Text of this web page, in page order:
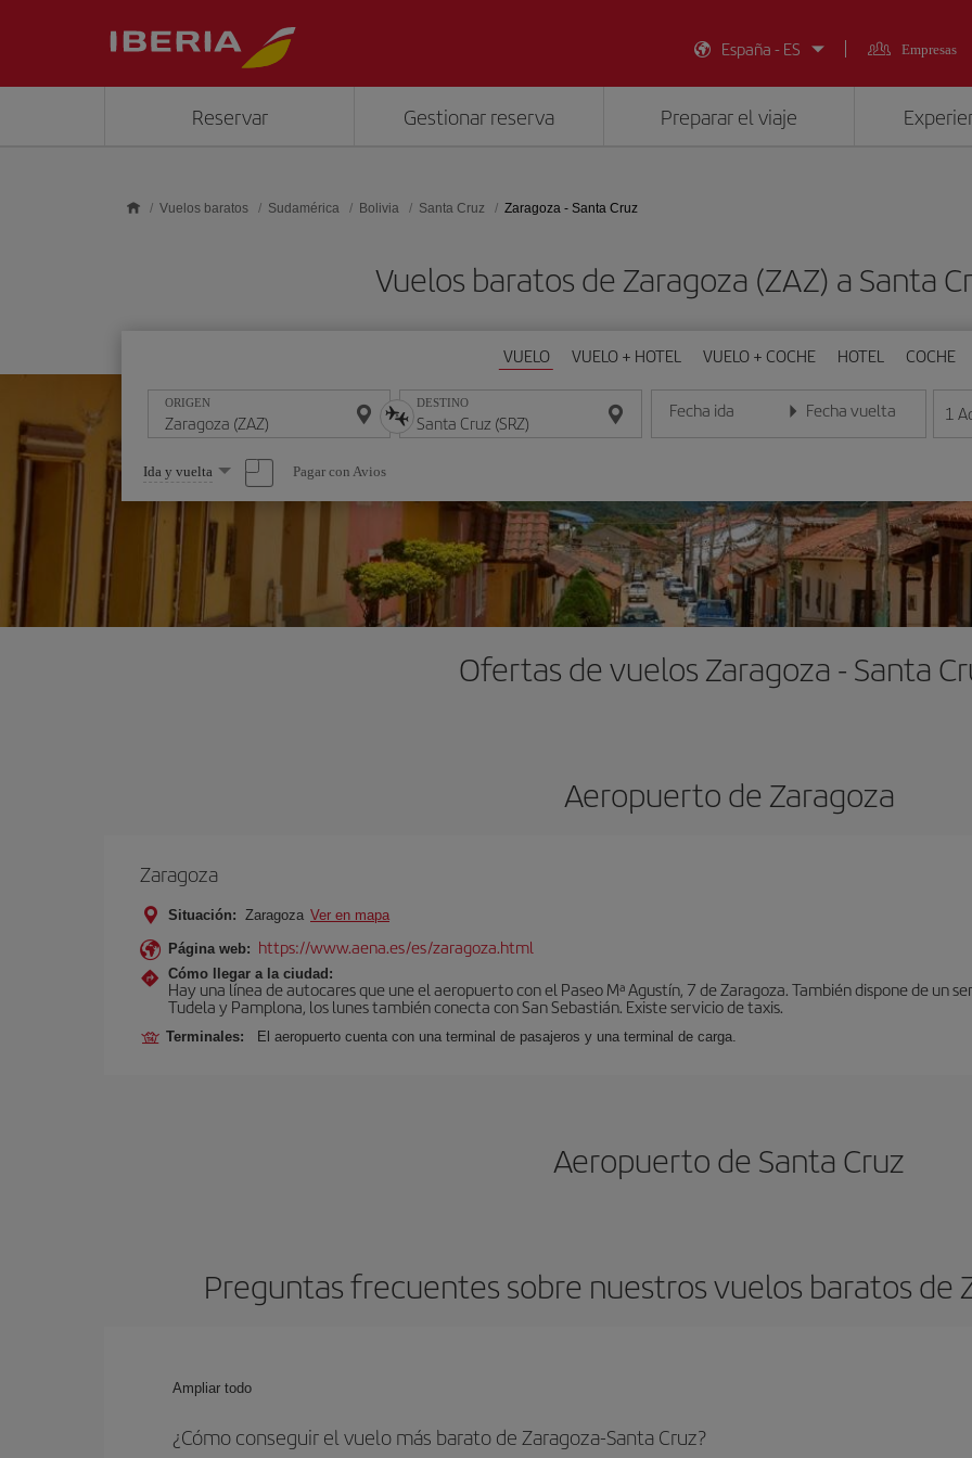
España - ES
Empresas
Reservar Gestionar reserva Preparar el viaje
Vuelos baratos Sudamérica Bolivia Santa Cruz Zaragoza - Santa Cruz
Vuelos baratos de Zaragoza (ZAZ) a Santa
VUELO VUELO + HOTEL VUELO + COCHE HOTEL COCHE
ORIGEN DESTINO Fecha ida
Introduce la fecha en formato día/mes/año
Fecha vuelta
Introduce la fecha en 1
Seleccione
una
opción
Ida y vuelta Pagar con Avios
Ofertas de vuelos Zaragoza - Santa
Aeropuerto de Zaragoza
Zaragoza
Situación: Zaragoza Ver en mapa
Página web: https://www.aena.es/es/zaragoza.html
Cómo llegar a la ciudad:
Hay una línea de autocares que une el aeropuerto con el Paseo Mª Agustín, 7 de Zaragoza. También dispone de un
Tudela y Pamplona, los lunes también conecta con San Sebastián. Existe servicio de taxis.
Terminales: El aeropuerto cuenta con una terminal de pasajeros y una terminal de carga.
Aeropuerto de Santa Cruz
Preguntas frecuentes sobre nuestros vuelos baratos de
Ampliar todo
¿Cómo conseguir el vuelo más barato de Zaragoza-Santa Cruz?